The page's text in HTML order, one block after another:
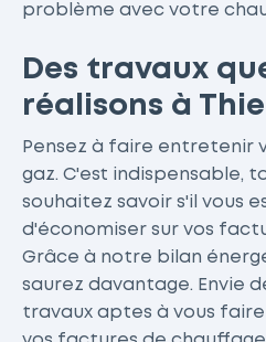
problème avec votre
Des travaux
réalisons à
Pensez à faire entretenir
gaz. C'est indispensable,
souhaitez savoir s'il vous
d'économiser sur vos
Grâce à notre bilan
saurez davantage. Envie
travaux aptes à vous